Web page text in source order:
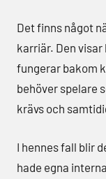
Det finns något
karriär. Den
fungerar bakom
behöver spelare
krävs och
I hennes fall blir
hade egna